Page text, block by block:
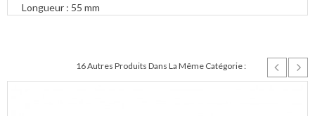
Longueur : 55 mm
16 Autres Produits Dans La Même Catégorie :